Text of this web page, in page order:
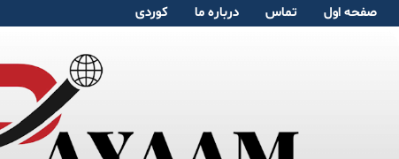
صفحە اول تماس دربارە ما کوردی